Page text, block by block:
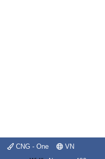
CNG - One VN